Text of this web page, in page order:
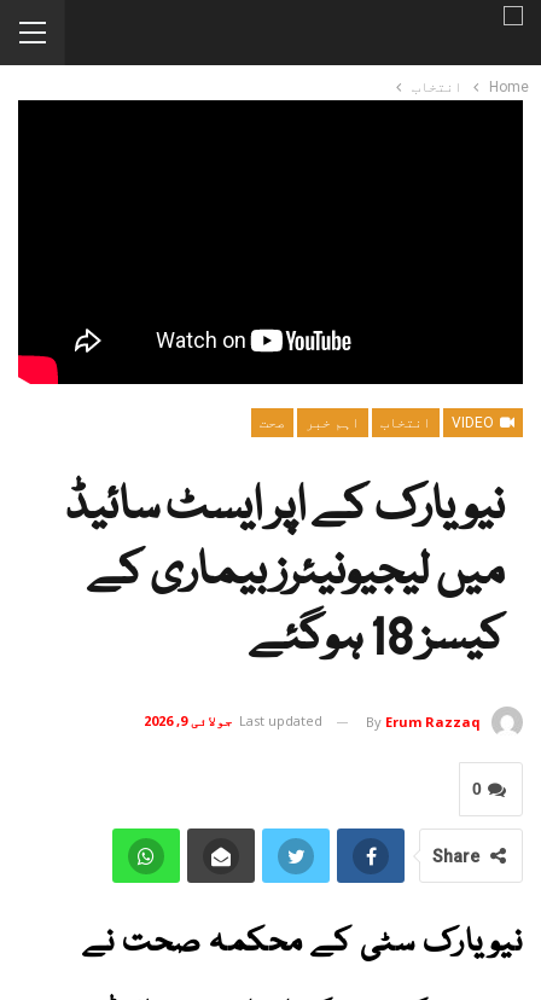
Home انتخاب
انتخاب اہم خبر صحت
نیویارک کے اپر ایسٹ سائیڈ
میں لیجیونیئرز بیماری کے
کیسز 18 ہوگئے
By Erum Razzaq
Last updated جولائی 9, 2026
0
Share
نیویارک سٹی کے محکمہ صحت نے